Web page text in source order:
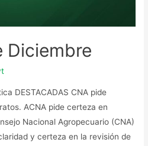
Diciembre
DESTACADAS CNA pide
ACNA pide certeza en
Nacional Agropecuario (CNA)
y certeza en la revisión de